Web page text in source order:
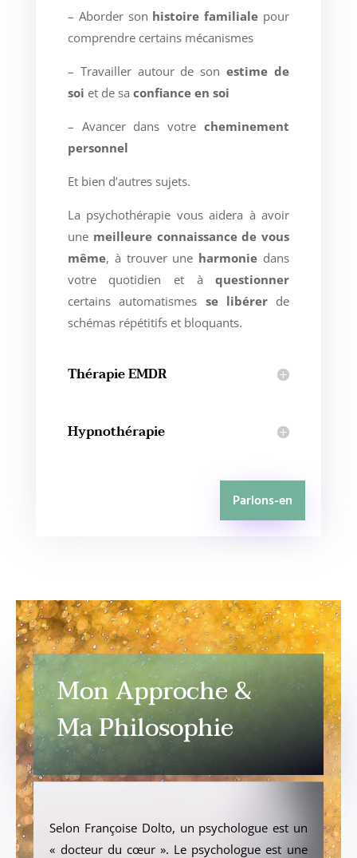
– Aborder son histoire familiale pour
comprendre certains mécanismes
– Travailler autour de sonestime de
soi et de sa confiance en soi
– Avancer dans votrecheminement
personnel
Et bien d’autres sujets.
La psychothérapie vous aidera à avoir
une meilleure connaissance de vous
même, à trouver une harmonie dans
votre quotidien et àquestionner
certains automatismes se libérerde
schémas répétitifs et bloquants.
Thérapie EMDR
Hypnothérapie
Parlons-en
Mon Approche &
Ma Philosophie
Selon Françoise Dolto, un psychologue est un
« docteur du cœur ». Le psychologue est une